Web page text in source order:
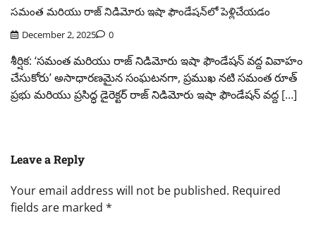
సమంత మరియు రాజ్ నిడిమోరు ఇషా ఫౌండేషన్‌లో పెళ్లిచేయడం
December 2, 2025 0
శీర్షిక: ‘సమంత మరియు రాజ్ నిడిమోరు ఇషా ఫౌండేషన్ వద్ద వివాహం
చేసుకోరు’ అసాధారణమైన సంఘటనగా, ప్రముఖ నటి సమంత రూత్
ప్రభు మరియు ప్రసిద్ధ డైరెక్టర్ రాజ్ నిడిమోరు ఇషా ఫౌండేషన్ వద్ద […]
Leave a Reply
Your email address will not be published. Required
fields are marked *